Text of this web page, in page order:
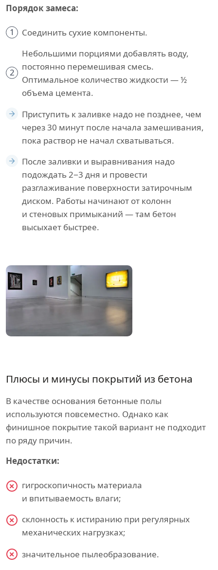
Порядок замеса:
1 Соединить сухие компоненты.
2
Небольшими порциями добавлять воду,
постоянно перемешивая смесь.
Оптимальное количество жидкости — ½
объема цемента.
Приступить к заливке надо не позднее, чем
через 30 минут после начала замешивания,
пока раствор не начал схватываться.
После заливки и выравнивания надо
подождать 2−3 дня и провести
разглаживание поверхности затирочным
диском. Работы начинают от колонн
и стеновых примыканий — там бетон
высыхает быстрее.
Плюсы и минусы покрытий из бетона
В качестве основания бетонные полы
используются повсеместно. Однако как
финишное покрытие такой вариант не подходит
по ряду причин.
Недостатки:
гигроскопичность материала
и впитываемость влаги;
склонность к истиранию при регулярных
механических нагрузках;
значительное пылеобразование.